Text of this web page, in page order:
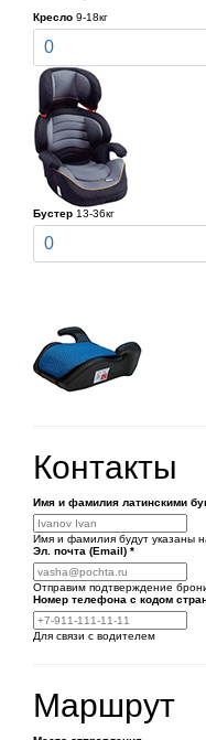
Кресло 9-18кг
0
Бустер 13-36кг
0
Контакты
Имя и фамилия латинскими
Имя и фамилия будут указаны
Эл. почта (Email) *
Отправим подтверждение
Номер телефона с кодом
Для связи с водителем
Маршрут